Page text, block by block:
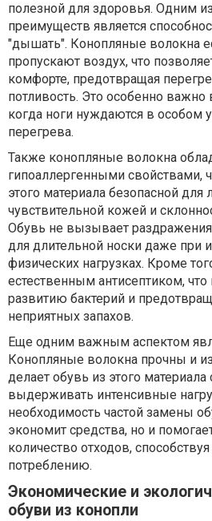
полезной для здоровья. Одним
преимуществ является
"дышать". Конопляные волокна
пропускают воздух, что
комфорте, предотвращая
потливость. Это особенно важно
когда ноги нуждаются в особом
перегрева.
Также конопляные волокна
гипоаллергенными свойствами,
этого материала безопасной для
чувствительной кожей и
Обувь не вызывает
для длительной носки даже при
физических нагрузках. Кроме
естественным антисептиком, что
развитию бактерий и
неприятных запахов.
Еще одним важным аспектом
Конопляные волокна прочны и
делает обувь из этого материала
выдерживать интенсивные
необходимость частой замены
экономит средства, но и
количество отходов,
потреблению.
Экономические и
обуви из конопли